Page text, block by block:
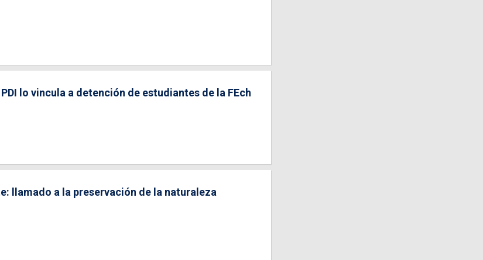
lo vincula a detención de estudiantes de la FEch
llamado a la preservación de la naturaleza